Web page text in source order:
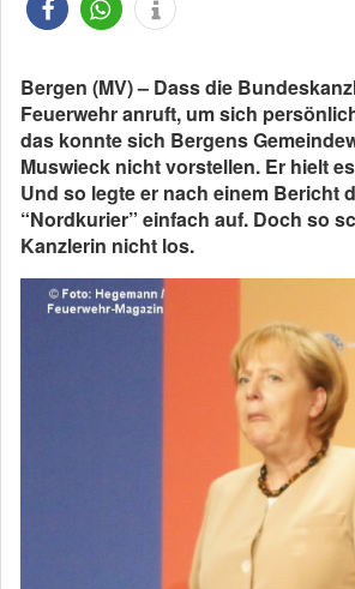
Bergen (MV) – Dass die
Feuerwehr anruft, um sich
das konnte sich Bergens
Muswieck nicht vorstellen. Er hielt
Und so legte er nach einem Bericht
“Nordkurier” einfach auf. Doch so
Kanzlerin nicht los.